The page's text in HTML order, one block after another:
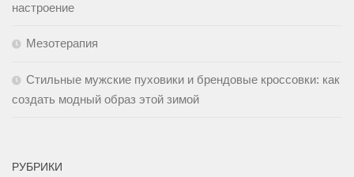
настроение
Мезотерапия
Стильные мужские пуховики и брендовые кроссовки: как
создать модный образ этой зимой
РУБРИКИ